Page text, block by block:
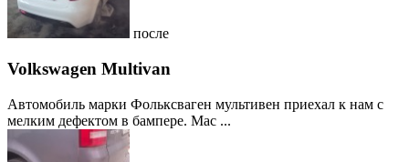
после
Volkswagen Multivan
Автомобиль марки Фольксваген мультивен приехал к нам с
мелким дефектом в бампере. Мас ...